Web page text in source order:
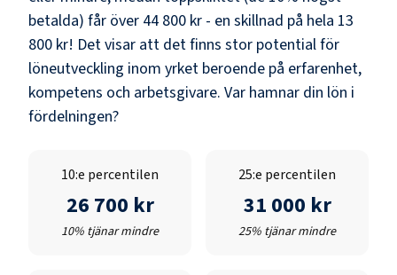
betalda) får över 44 800 kr - en skillnad på hela 13
800 kr! Det visar att det finns stor potential för
löneutveckling inom yrket beroende på erfarenhet,
kompetens och arbetsgivare. Var hamnar din lön i
fördelningen?
10:e percentilen
26 700 kr
10% tjänar mindre
25:e percentilen
31 000 kr
25% tjänar mindre